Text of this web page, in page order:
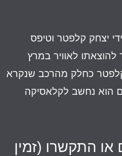
יצחק קלפטר וטיפס
לאוויר במרץ
כחלק מהרכב שנקרא
הוא נחשב לקלאסיקה
התקשרו (זמין